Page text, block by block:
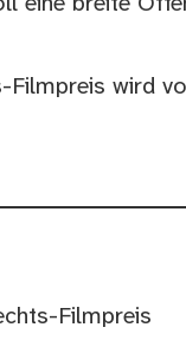
Filmpreis wird
Filmpreis